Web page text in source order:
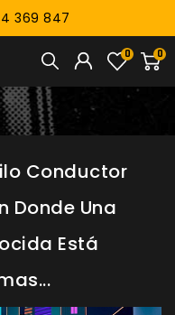
369 847
0
0
Conductor
Donde Una
Está